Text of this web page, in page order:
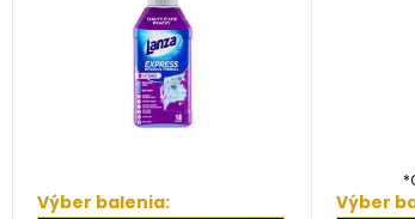
*Obrázok je len ilustračný
Výber balenia: Výber